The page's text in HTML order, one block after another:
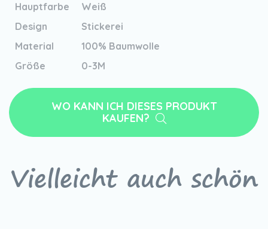
Hauptfarbe
Weiß
Design
Stickerei
Material
100% Baumwolle
Größe
0-3M
WO KANN ICH DIESES PRODUKT
KAUFEN?
Vielleicht auch schön